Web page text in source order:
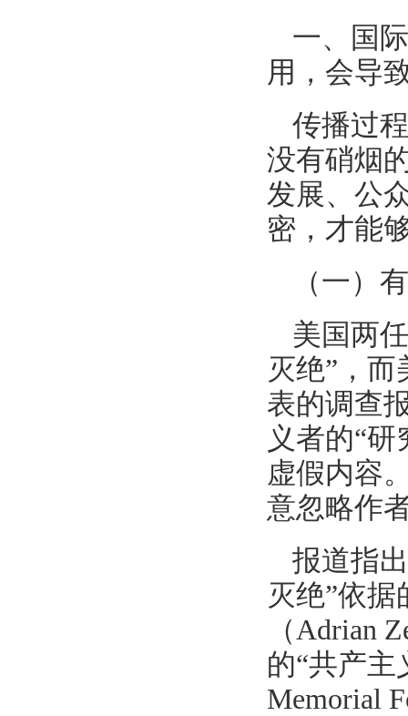
一、国
用，会导
传播过
没有硝烟
发展、公
密，才能
（一）
美国两
灭绝”，而
表的调查
义者的“
虚假内容
意忽略作
报道指
灭绝”依
（Adrian
的“共产主
Memorial